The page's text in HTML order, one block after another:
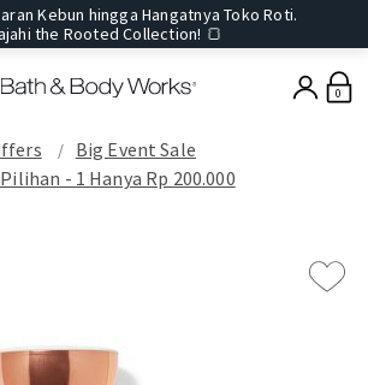
Kebun hingga Hangatnya Toko Roti.
the Rooted Collection! 🍞
0
Big Event Sale
- 1 Hanya Rp 200.000